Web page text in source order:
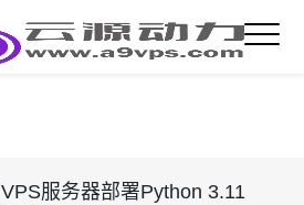
VPS服务器部署Python 3.11